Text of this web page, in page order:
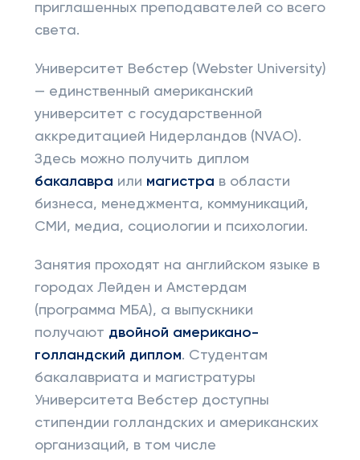
приглашенных преподавателей со всего
света.
Университет Вебстер (Webster University)
— единственный американский
университет с государственной
аккредитацией Нидерландов (NVAO).
Здесь можно получить диплом
бакалавра или магистра в области
бизнеса, менеджмента, коммуникаций,
СМИ, медиа, социологии и психологии.
Занятия проходят на английском языке в
городах Лейден и Амстердам
(программа МБА), а выпускники
получают двойной американо-
голландский диплом. Студентам
бакалавриата и магистратуры
Университета Вебстер доступны
стипендии голландских и американских
организаций, в том числе